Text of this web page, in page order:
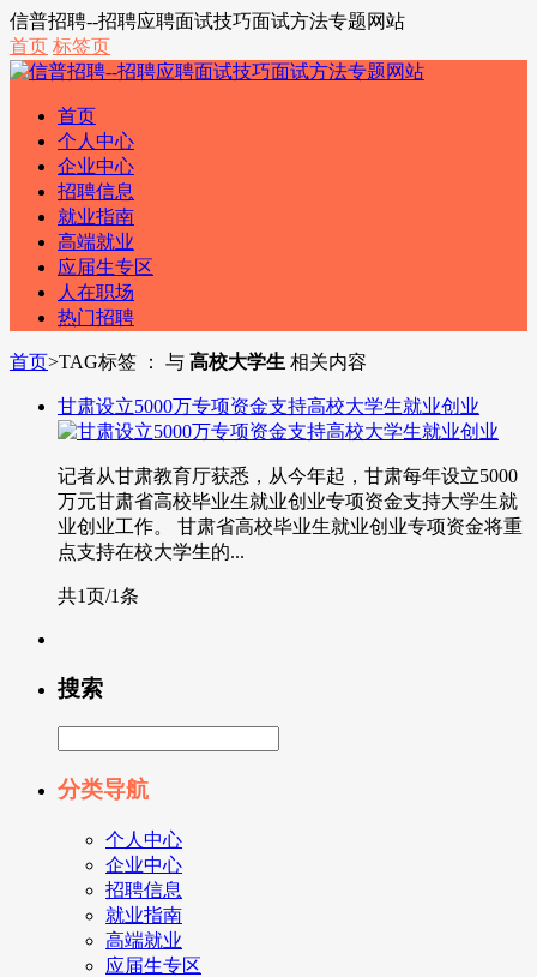
信普招聘--招聘应聘面试技巧面试方法专题网站
首页 标签页
首页
个人中心
企业中心
招聘信息
就业指南
高端就业
应届生专区
人在职场
热门招聘
首页>TAG标签 ： 与 高校大学生 相关内容
甘肃设立5000万专项资金支持高校大学生就业创业
记者从甘肃教育厅获悉，从今年起，甘肃每年设立5000
万元甘肃省高校毕业生就业创业专项资金支持大学生就
业创业工作。 甘肃省高校毕业生就业创业专项资金将重
点支持在校大学生的...
共1页/1条
搜索
分类导航
个人中心
企业中心
招聘信息
就业指南
高端就业
应届生专区